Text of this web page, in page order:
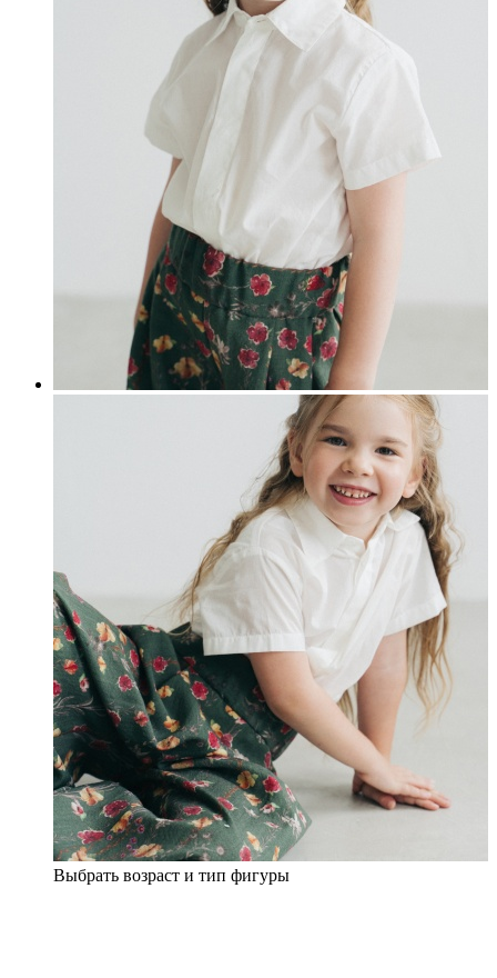
Выбрать возраст и тип фигуры